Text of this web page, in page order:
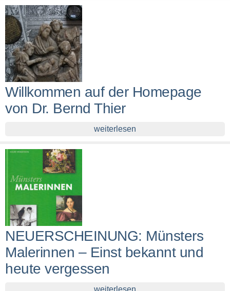
Willkommen auf der Homepage
von Dr. Bernd Thier
weiterlesen
NEUERSCHEINUNG: Münsters
Malerinnen – Einst bekannt und
heute vergessen
weiterlesen